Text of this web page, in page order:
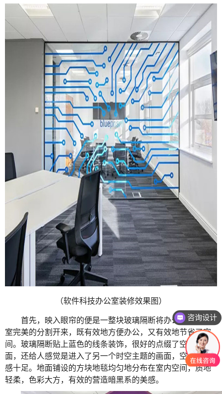
（软件科技办公室装修效果图）
首先，映入眼帘的便是一整块玻璃隔断将办公室与会议
室完美的分割开来，既有效地方便办公，又有效地节省了空
间。玻璃隔断贴上蓝色的线条装饰，很好的点缀了空白的画
面，还给人感觉是进入了另一个时空主题的画面，空间视觉
感十足。地面铺设的方块地毯均匀地分布在室内空间，质地
轻柔，色彩大方，有效的营造暗黑系的美感。
咨询设计